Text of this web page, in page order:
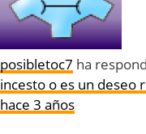
posibletoc7 ha
incesto o es un deseo
hace 3 años